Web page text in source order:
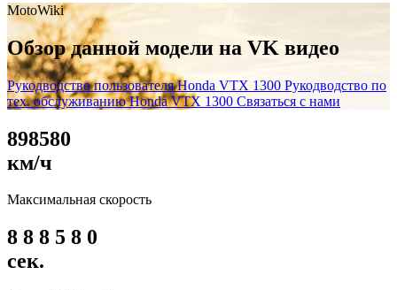
MotoWiki
Обзор данной модели на VK видео
Рукодводство пользователя Honda VTX 1300 Рукодводство по
тех. обслуживанию Honda VTX 1300 Связаться с нами
898580
км/ч
Максимальная скорость
8 8 8 5 8 0
сек.